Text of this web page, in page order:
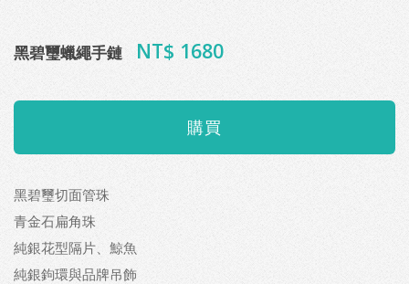
黑碧璽蠟繩手鏈 NT$ 1680
黑碧璽切面管珠
青金石扁角珠
純銀花型隔片、鯨魚
純銀鉤環與品牌吊飾